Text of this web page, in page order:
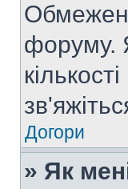
форуму.
Догори
» Як